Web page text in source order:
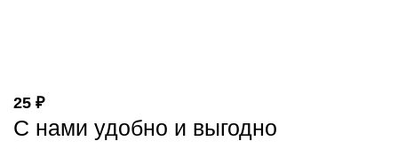
25 ₽
С нами удобно и выгодно